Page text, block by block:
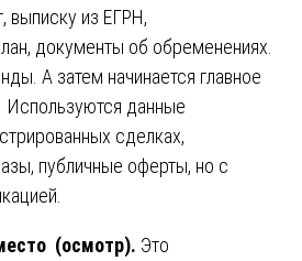
выписку из ЕГРН,
документы об обременениях.
А затем начинается главное
Используются данные
сделках,
публичные оферты, но с
(осмотр). Это